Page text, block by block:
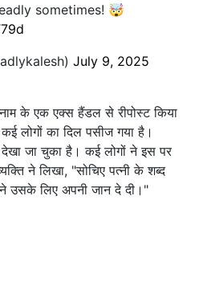
sometimes! 🤯
July 9, 2025
के एक एक्स हैंडल से रीपोस्ट किया
लोगों का दिल पसीज गया है।
जा चुका है। कई लोगों ने इस पर
ने लिखा, "सोचिए पत्नी के शब्द
लिए अपनी जान दे दी।"